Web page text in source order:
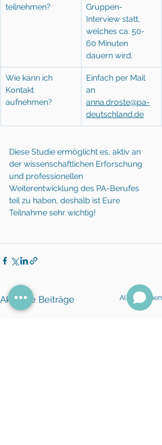
teilnehmen?
Gruppen-
Interview statt,
welches ca. 50-
60 Minuten
dauern wird.
Wie kann ich
Kontakt
aufnehmen?
Einfach per Mail
an
anna.droste@pa-
deutschland.de
Diese Studie ermöglicht es, aktiv an
der wissenschaftlichen Erforschung
und professionellen
Weiterentwicklung des PA-Berufes
teil zu haben, deshalb ist Eure
Teilnahme sehr wichtig!
Aktuelle Beiträge Alle ansehen